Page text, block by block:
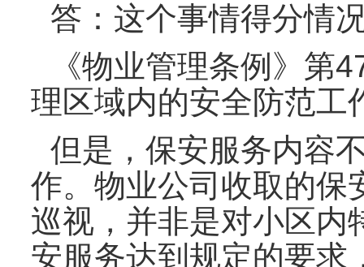
答：这个事情得分情
《物业管理条例》第
理区域内的安全防范工
但是，保安服务内容
作。物业公司收取的保
巡视，并非是对小区内
安服务达到规定的要求